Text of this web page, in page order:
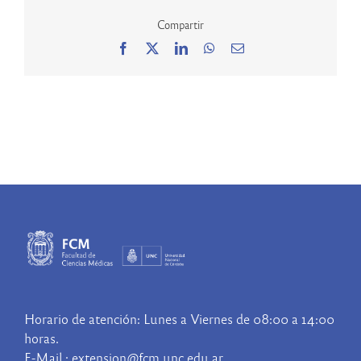
Compartir
Facebook LinkedInWhatsApp
Correo
Horario de atención: Lunes a Viernes de 08:00 a 14:00
horas.
E-Mail : extension@fcm.unc.edu.ar